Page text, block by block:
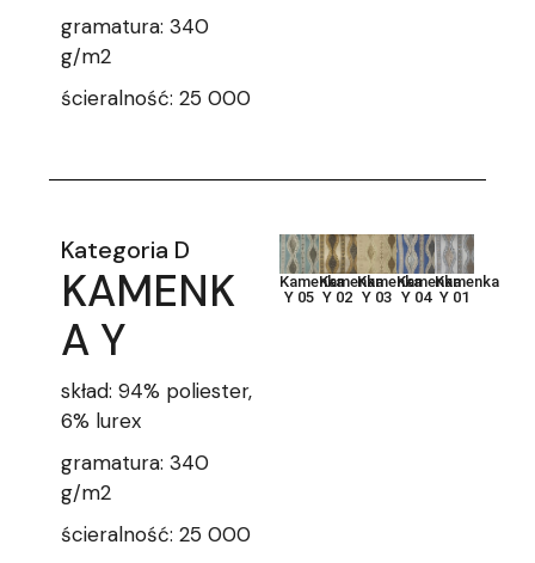
gramatura: 340
g/m2
ścieralność: 25 000
Kategoria D
KAMENK
A Y
skład: 94% poliester,
6% lurex
gramatura: 340
g/m2
ścieralność: 25 000
Kamenka
Y 05
Kamenka
Y 02
Kamenka
Y 03
Kamenka
Y 04
Kamenka
Y 01